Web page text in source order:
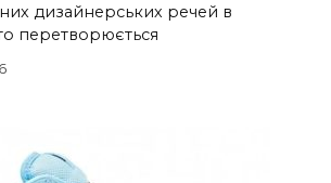
дизайнерських речей в
перетворюється